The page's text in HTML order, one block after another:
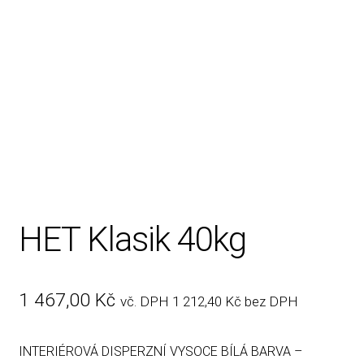
HET Klasik 40kg
1 467,00 Kč vč. DPH 1 212,40 Kč bez DPH
INTERIÉROVÁ DISPERZNÍ VYSOCE BÍLÁ BARVA –